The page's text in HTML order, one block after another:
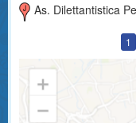
As. Dilettantistica
1